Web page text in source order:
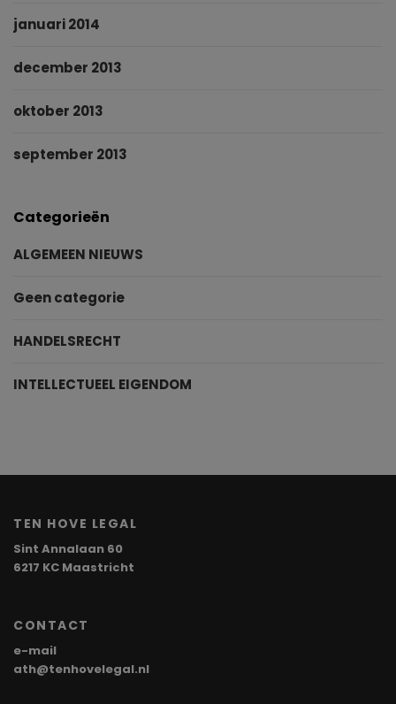
januari 2014
december 2013
oktober 2013
september 2013
Categorieën
ALGEMEEN NIEUWS
Geen categorie
HANDELSRECHT
INTELLECTUEEL EIGENDOM
TEN HOVE LEGAL
Sint Annalaan 60
6217 KC Maastricht
CONTACT
e-mail
ath@tenhovelegal.nl